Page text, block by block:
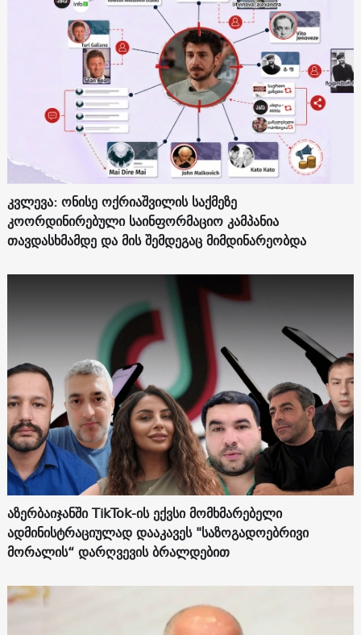
კვლევა: ონისე ოქრიაშვილის საქმეზე
კოორდინირებული საინფორმაციო კამპანია
თავდასხმამდე და მის შემდეგაც მიმდინარეობდა
აზერბაიჯანში TikTok-ის ექვსი მომხმარებელი
ადმინისტრაციულად დააკავეს "საზოგადოებრივი
მორალის“ დარღვევის ბრალდებით